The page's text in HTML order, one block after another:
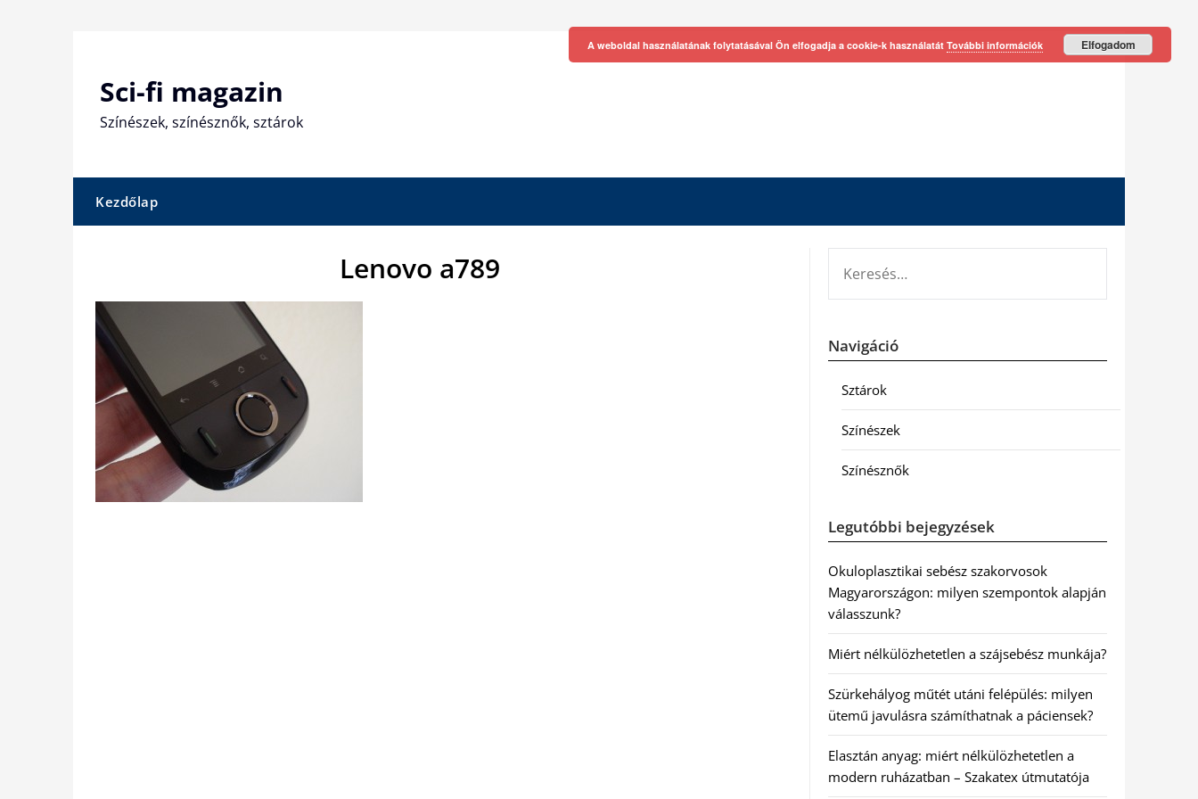
Sci-fi magazin
Színészek, színésznők, sztárok
Kezdőlap
Lenovo a789
Navigáció
Sztárok
Színészek
Színésznők
Legutóbbi bejegyzések
Okuloplasztikai sebész szakorvosok
Magyarországon: milyen szempontok alapján
válasszunk?
Miért nélkülözhetetlen a szájsebész munkája?
Szürkehályog műtét utáni felépülés: milyen
ütemű javulásra számíthatnak a páciensek?
Elasztán anyag: miért nélkülözhetetlen a
modern ruházatban – Szakatex útmutatója
A weboldal használatának folytatásával Ön elfogadja a cookie-k használatát További információk Elfogadom